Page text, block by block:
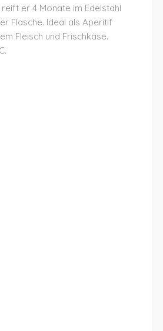
er 4 Monate im Edelstahl
Flasche. Ideal als Aperitif
Fleisch und Frischkäse.